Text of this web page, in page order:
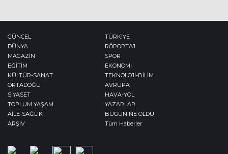
Ahmet Davutoğlu'nun En Doğru,
Siyasetin En Zor Kararı
30 Temmuz 2026
Prof. Dr. Kayhan ÖZTÜRK
ÇAĞIMIZIN VEBASI VİRÜSLER
Dyt. Tuğba BALDEDE
26 Ocak 2019
GÜNCEL
TÜRKİYE
DÜNYA
RÖPORTAJ
MAGAZİN
SPOR
EĞİTİM
EKONOMİ
KÜLTÜR-SANAT
TEKNOLOJİ-BİLİM
ORTADOĞU
AVRUPA
SİYASET
HAVA-YOL
TOPLUM YAŞAM
YAZARLAR
AİLE-SAĞLIK
BUGÜN NE OLDU
ARŞİV
Tüm Haberler